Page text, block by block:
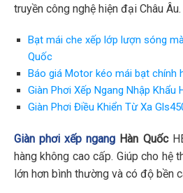
truyền công nghệ hiện đại Châu Âu.
Bạt mái che xếp lớp lượn sóng
Quốc
Báo giá Motor kéo mái bạt chính
Giàn Phơi Xếp Ngang Nhập Khẩu
Giàn Phơi Điều Khiển Từ Xa
Giàn phơi xếp ngang Hàn Quốc
hàng không cao cấp. Giúp cho hệ
lớn hơn bình thường và có độ bền